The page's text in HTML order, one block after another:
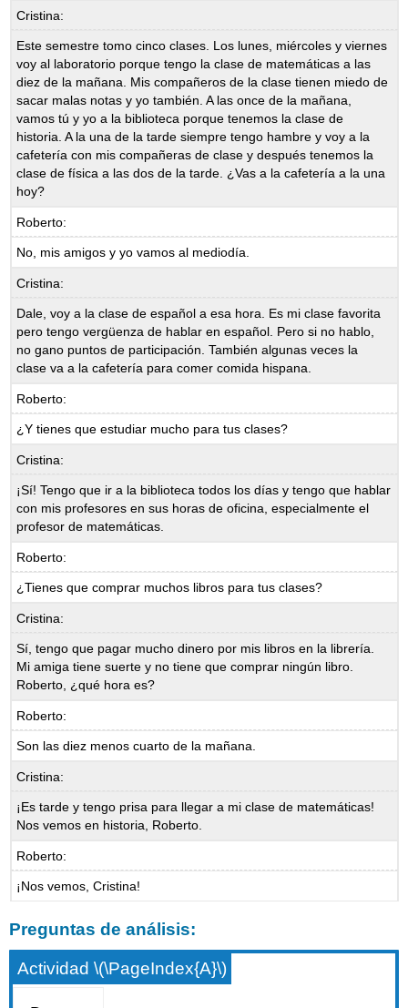
Cristina:
Este semestre tomo cinco clases. Los lunes, miércoles y viernes
voy al laboratorio porque tengo la clase de matemáticas a las
diez de la mañana. Mis compañeros de la clase tienen miedo de
sacar malas notas y yo también. A las once de la mañana,
vamos tú y yo a la biblioteca porque tenemos la clase de
historia. A la una de la tarde siempre tengo hambre y voy a la
cafetería con mis compañeras de clase y después tenemos la
clase de física a las dos de la tarde. ¿Vas a la cafetería a la una
hoy?
Roberto:
No, mis amigos y yo vamos al mediodía.
Cristina:
Dale, voy a la clase de español a esa hora. Es mi clase favorita
pero tengo vergüenza de hablar en español. Pero si no hablo,
no gano puntos de participación. También algunas veces la
clase va a la cafetería para comer comida hispana.
Roberto:
¿Y tienes que estudiar mucho para tus clases?
Cristina:
¡Sí! Tengo que ir a la biblioteca todos los días y tengo que hablar
con mis profesores en sus horas de oficina, especialmente el
profesor de matemáticas.
Roberto:
¿Tienes que comprar muchos libros para tus clases?
Cristina:
Sí, tengo que pagar mucho dinero por mis libros en la librería.
Mi amiga tiene suerte y no tiene que comprar ningún libro.
Roberto, ¿qué hora es?
Roberto:
Son las diez menos cuarto de la mañana.
Cristina:
¡Es tarde y tengo prisa para llegar a mi clase de matemáticas!
Nos vemos en historia, Roberto.
Roberto:
¡Nos vemos, Cristina!
Preguntas de análisis:
Actividad \(\PageIndex{A}\)